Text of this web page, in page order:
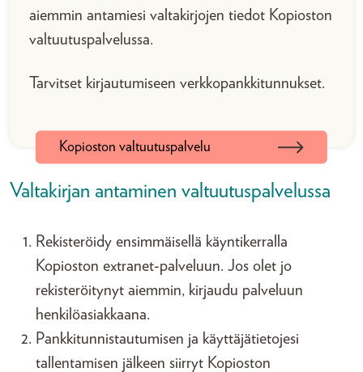
aiemmin antamiesi valtakirjojen tiedot Kopioston
valtuutuspalvelussa.
Tarvitset kirjautumiseen verkkopankkitunnukset.
Kopioston valtuutuspalvelu
Valtakirjan antaminen valtuutuspalvelussa
Rekisteröidy ensimmäisellä käyntikerralla
Kopioston extranet-palveluun. Jos olet jo
rekisteröitynyt aiemmin, kirjaudu palveluun
henkilöasiakkaana.
Pankkitunnistautumisen ja käyttäjätietojesi
tallentamisen jälkeen siirryt Kopioston